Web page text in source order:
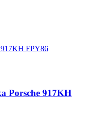
Porsche 917KH